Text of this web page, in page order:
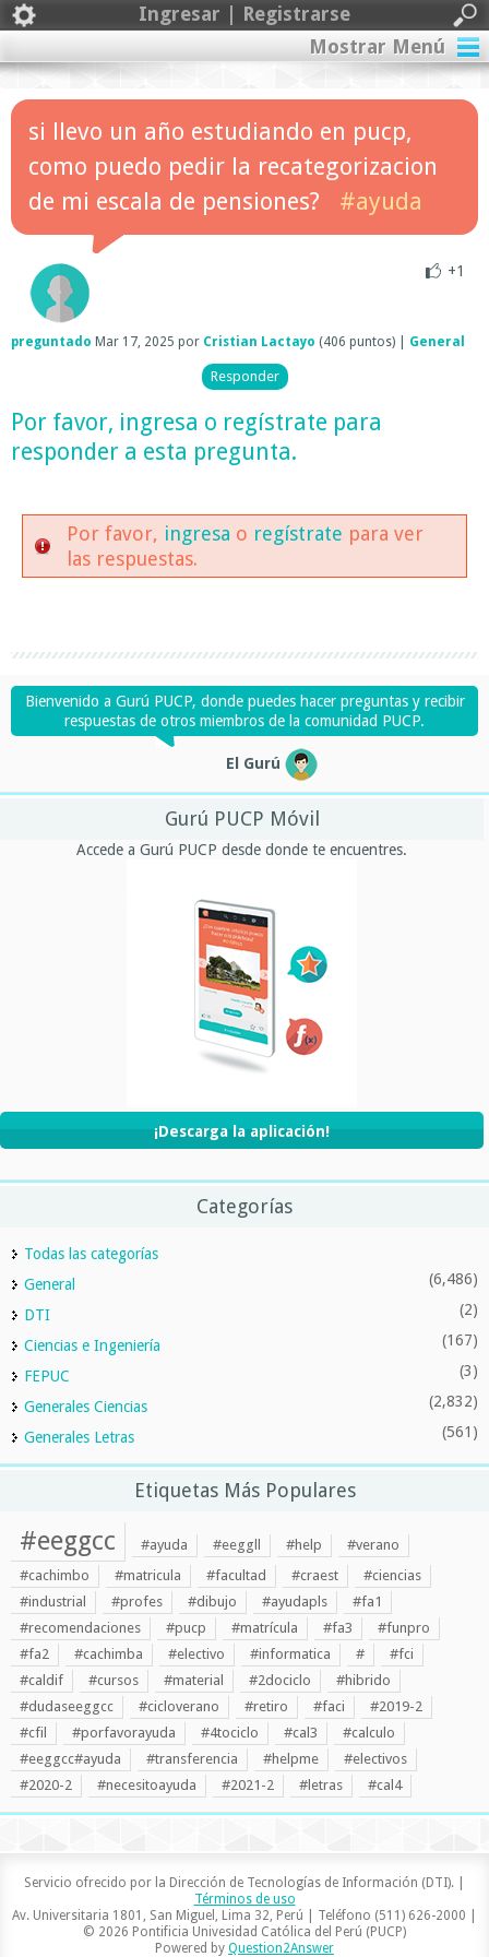
Ingresar | Registrarse
Mostrar Menú
si llevo un año estudiando en pucp,
como puedo pedir la recategorizacion
de mi escala de pensiones?
#ayuda
+1
preguntado Mar 17, 2025 por Cristian Lactayo (406 puntos) General
Por favor, ingresa o regístrate para
responder a esta pregunta.
Por favor, ingresa o regístrate para ver
las respuestas.
Bienvenido a Gurú PUCP, donde puedes hacer preguntas y recibir
respuestas de otros miembros de la comunidad PUCP.
El Gurú
Gurú PUCP Móvil
Accede a Gurú PUCP desde donde te encuentres.
¡Descarga la aplicación!
Categorías
Todas las categorías
General
(6,486)
DTI (2)
Ciencias e Ingeniería (167)
FEPUC (3)
Generales Ciencias (2,832)
Generales Letras (561)
Etiquetas Más Populares
#eeggcc #ayuda #eeggll #help
#verano
#cachimbo
#matricula #facultad #craest
#ciencias
#industrial
#profes #dibujo #ayudapls
#fa1
#recomendaciones
#pucp #matrícula #fa3
#funpro
#fa2
#cachimba #electivo #informatica #
#fci
#caldif
#cursos #material #2dociclo
#hibrido
#dudaseeggcc
#cicloverano #retiro #faci
#2019-2
#cfil
#porfavorayuda #4tociclo #cal3
#calculo
#eeggcc#ayuda
#transferencia #helpme
#electivos
#2020-2
#necesitoayuda #2021-2 #letras #cal4
Servicio ofrecido por la Dirección de Tecnologías de Información (DTI). |
Términos de uso
Av. Universitaria 1801, San Miguel, Lima 32, Perú | Teléfono (511) 626-2000 |
© 2026 Pontificia Univesidad Católica del Perú (PUCP)
Powered by Question2Answer